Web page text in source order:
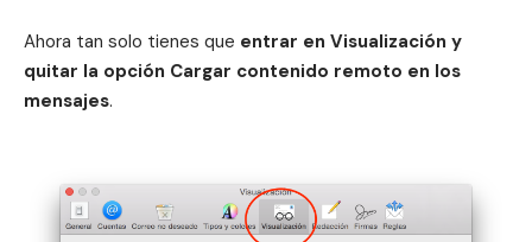
Ahora tan solo tienes que entrar en Visualización y
quitar la opción Cargar contenido remoto en los
mensajes.